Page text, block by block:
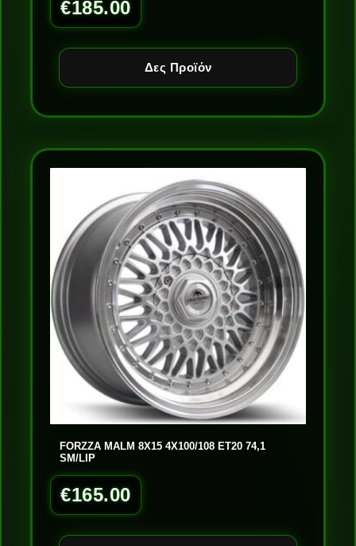
€185.00
Δες Προϊόν
FORZZA MALM 8X15 4X100/108 ET20 74,1
SM/LIP
€165.00